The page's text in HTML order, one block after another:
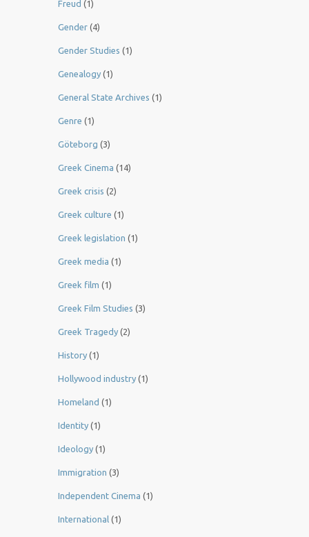
Freud (1)
Gender (4)
Gender Studies (1)
Genealogy (1)
General State Archives (1)
Genre (1)
Göteborg (3)
Greek Cinema (14)
Greek crisis (2)
Greek culture (1)
Greek legislation (1)
Greek media (1)
Greek film (1)
Greek Film Studies (3)
Greek Tragedy (2)
History (1)
Hollywood industry (1)
Homeland (1)
Identity (1)
Ideology (1)
Immigration (3)
Independent Cinema (1)
International (1)